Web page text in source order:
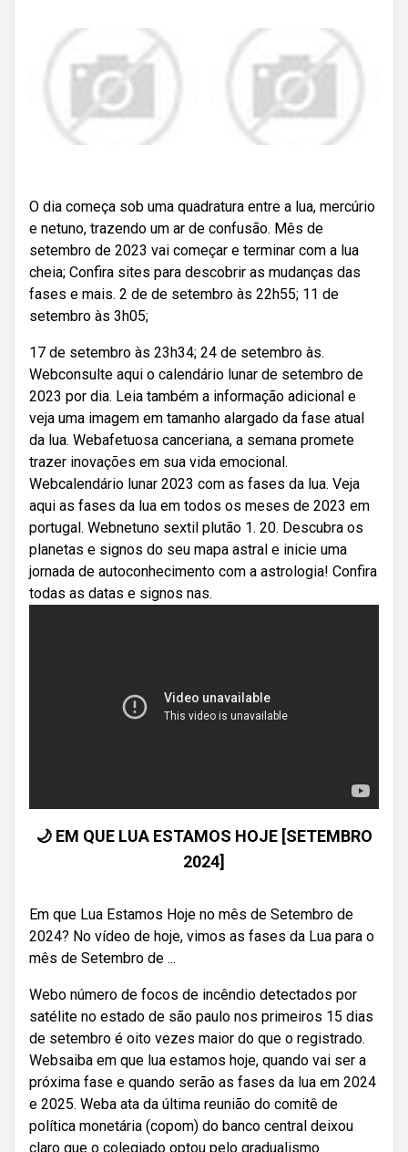
O dia começa sob uma quadratura entre a lua, mercúrio
e netuno, trazendo um ar de confusão. Mês de
setembro de 2023 vai começar e terminar com a lua
cheia; Confira sites para descobrir as mudanças das
fases e mais. 2 de de setembro às 22h55; 11 de
setembro às 3h05;
17 de setembro às 23h34; 24 de setembro às.
Webconsulte aqui o calendário lunar de setembro de
2023 por dia. Leia também a informação adicional e
veja uma imagem em tamanho alargado da fase atual
da lua. Webafetuosa canceriana, a semana promete
trazer inovações em sua vida emocional.
Webcalendário lunar 2023 com as fases da lua. Veja
aqui as fases da lua em todos os meses de 2023 em
portugal. Webnetuno sextil plutão 1. 20. Descubra os
planetas e signos do seu mapa astral e inicie uma
jornada de autoconhecimento com a astrologia! Confira
todas as datas e signos nas.
🌙 EM QUE LUA ESTAMOS HOJE [SETEMBRO
2024]
Em que Lua Estamos Hoje no mês de Setembro de
2024? No vídeo de hoje, vimos as fases da Lua para o
mês de Setembro de ...
Webo número de focos de incêndio detectados por
satélite no estado de são paulo nos primeiros 15 dias
de setembro é oito vezes maior do que o registrado.
Websaiba em que lua estamos hoje, quando vai ser a
próxima fase e quando serão as fases da lua em 2024
e 2025. Weba ata da última reunião do comitê de
política monetária (copom) do banco central deixou
claro que o colegiado optou pelo gradualismo